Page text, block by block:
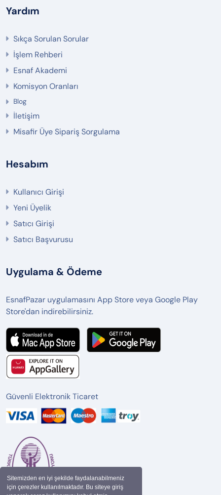
Sitemizden en iyi şekilde faydalanabilmeniz
için çerezler kullanılmaktadır. Bu siteye giriş
Yardım
Sıkça Sorulan Sorular
İşlem Rehberi
Esnaf Akademi
Komisyon Oranları
Blog
İletişim
Misafir Üye Sipariş Sorgulama
Hesabım
Kullanıcı Girişi
Yeni Üyelik
Satıcı Girişi
Satıcı Başvurusu
Uygulama & Ödeme
EsnafPazar uygulamasını App Store veya Google Play
Store'dan indirebilirsiniz.
Güvenli Elektronik Ticaret